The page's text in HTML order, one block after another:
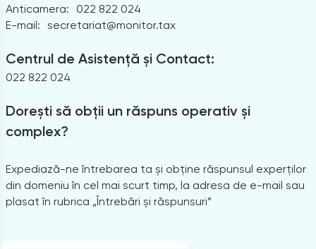
Anticamera:
022 822 024
E-mail: secretariat@monitor.tax
Centrul de Asistență și Contact:
022 822 024
Dorești să obții un răspuns operativ și
complex?
Expediază-ne întrebarea ta și obține răspunsul experților
din domeniu în cel mai scurt timp, la adresa de e-mail sau
plasat în rubrica „Întrebări și răspunsuri”